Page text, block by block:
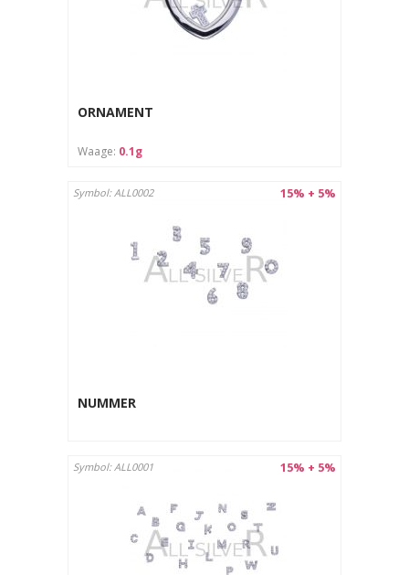
ORNAMENT
Waage: 0.1g
15% + 5%
Symbol: ALL0002
NUMMER
15% + 5%
Symbol: ALL0001